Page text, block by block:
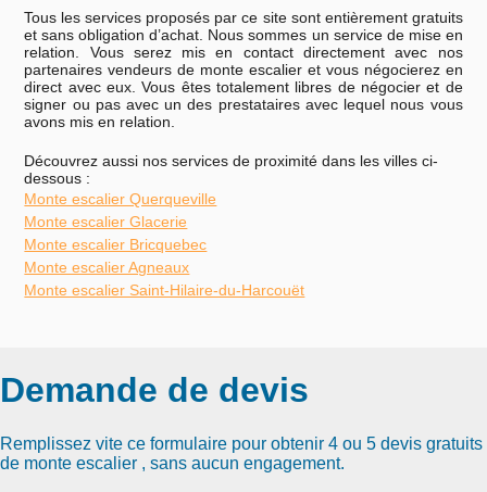
Tous les services proposés par ce site sont entièrement gratuits
et sans obligation d’achat. Nous sommes un service de mise en
relation. Vous serez mis en contact directement avec nos
partenaires vendeurs de monte escalier et vous négocierez en
direct avec eux. Vous êtes totalement libres de négocier et de
signer ou pas avec un des prestataires avec lequel nous vous
avons mis en relation.
Découvrez aussi nos services de proximité dans les villes ci-
dessous :
Monte escalier Querqueville
Monte escalier Glacerie
Monte escalier Bricquebec
Monte escalier Agneaux
Monte escalier Saint-Hilaire-du-Harcouët
Demande de devis
Remplissez vite ce formulaire pour obtenir 4 ou 5 devis gratuits
de monte escalier , sans aucun engagement.